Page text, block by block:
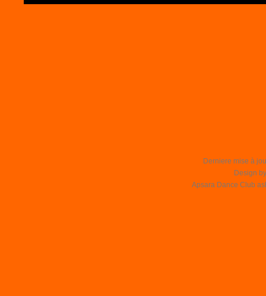
Derniere mise à
Design
Apsara Dance Club